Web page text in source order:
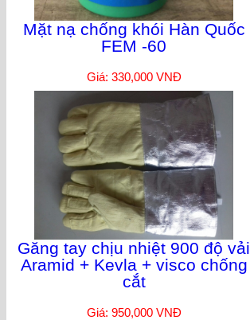
Mặt nạ chống khói Hàn Quốc
FEM -60
Giá: 330,000 VNĐ
Găng tay chịu nhiệt 900 độ vải
Aramid + Kevla + visco chống
cắt
Giá: 950,000 VNĐ